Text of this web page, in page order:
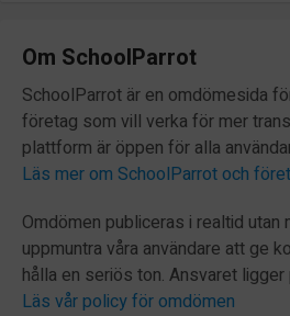
Om SchoolParrot
SchoolParrot är en omdömesida
företag som vill verka för mer
plattform är öppen för alla
Läs mer om SchoolParrot och
Omdömen publiceras i realtid utan
uppmuntra våra användare att ge
hålla en seriös ton. Ansvaret ligger
Läs vår policy för omdömen